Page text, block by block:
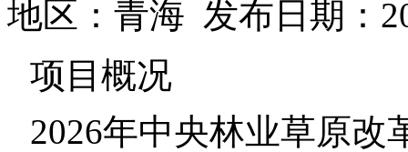
地区：青海 发布日期：
项目概况
2026年中央林业草原改